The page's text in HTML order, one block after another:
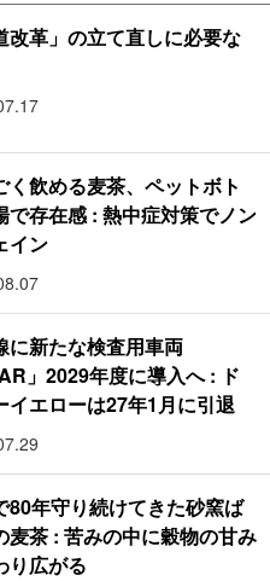
改革」の立て直しに必要な
く飲める麦茶、ペットボト
で存在感 : 熱中症対策でノン
イン
に新たな検査用車両
」2029年度に導入へ : ド
イエローは27年1月に引退
80年守り続けてきた砂窯ば
麦茶 : 苦みの中に穀物の甘み
り広がる